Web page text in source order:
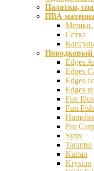
Палатки,
ПВА
Мешки.
Сетка
Поводковый
Edges
Edges
Edges
Edges
Fox
Fun
Pro
Synx
Tarantul
Katran
Kryston